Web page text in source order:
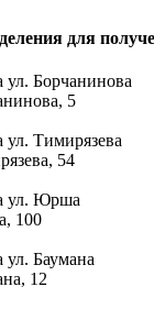
для
Борчанинова
5
Тимирязева
54
ул. Юрша
100
Баумана
12